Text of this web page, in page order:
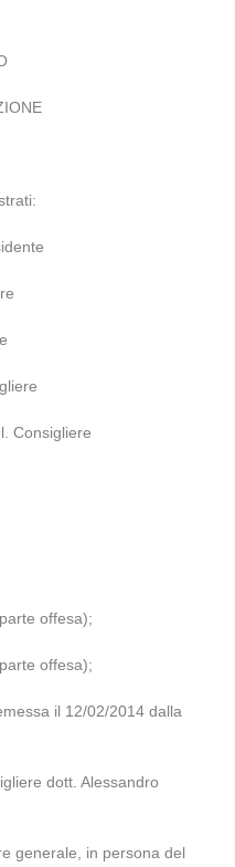
Consigliere
offesa);
offesa);
il 12/02/2014 dalla
dott. Alessandro
generale, in persona del